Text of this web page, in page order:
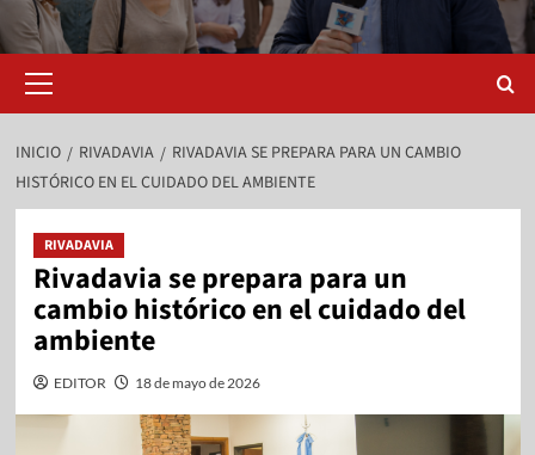
INICIO RIVADAVIA
RIVADAVIA SE PREPARA PARA UN CAMBIO
HISTÓRICO EN EL CUIDADO DEL AMBIENTE
RIVADAVIA
Rivadavia se prepara para un
cambio histórico en el cuidado del
ambiente
EDITOR 18 de mayo de 2026